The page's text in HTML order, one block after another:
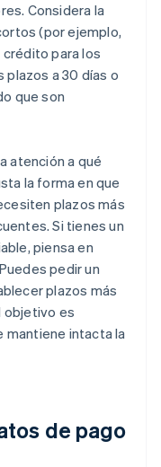
Considera la
(por ejemplo,
crédito para los
plazos a 30 días o
que son
atención a qué
la forma en que
plazos más
Si tienes un
piensa en
pedir un
plazos más
objetivo es
mantiene intacta la
de pago